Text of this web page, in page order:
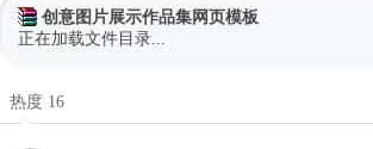
创意图片展示作品集网页模板
正在加载文件目录...
热度 16